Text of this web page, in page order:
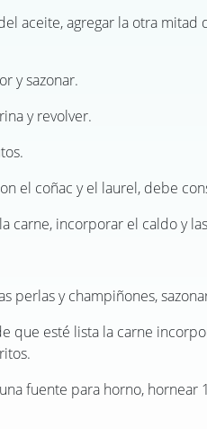
aceite, agregar la otra mitad
y sazonar.
y revolver.
el coñac y el laurel, debe
carne, incorporar el caldo y
perlas y champiñones,
que esté lista la carne
fuente para horno,